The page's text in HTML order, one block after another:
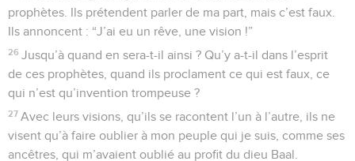
prophètes. Ils prétendent parler de ma part, mais c’est faux.
Ils annoncent : “J’ai eu un rêve, une vision !”
26 Jusqu’à quand en sera-t-il ainsi ? Qu’y a-t-il dans l’esprit
de ces prophètes, quand ils proclament ce qui est faux, ce
qui n’est qu’invention trompeuse ?
27 Avec leurs visions, qu’ils se racontent l’un à l’autre, ils ne
visent qu’à faire oublier à mon peuple qui je suis, comme ses
ancêtres, qui m’avaient oublié au profit du dieu Baal.